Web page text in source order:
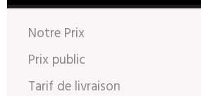
Notre Prix
Prix public
Tarif de livraison